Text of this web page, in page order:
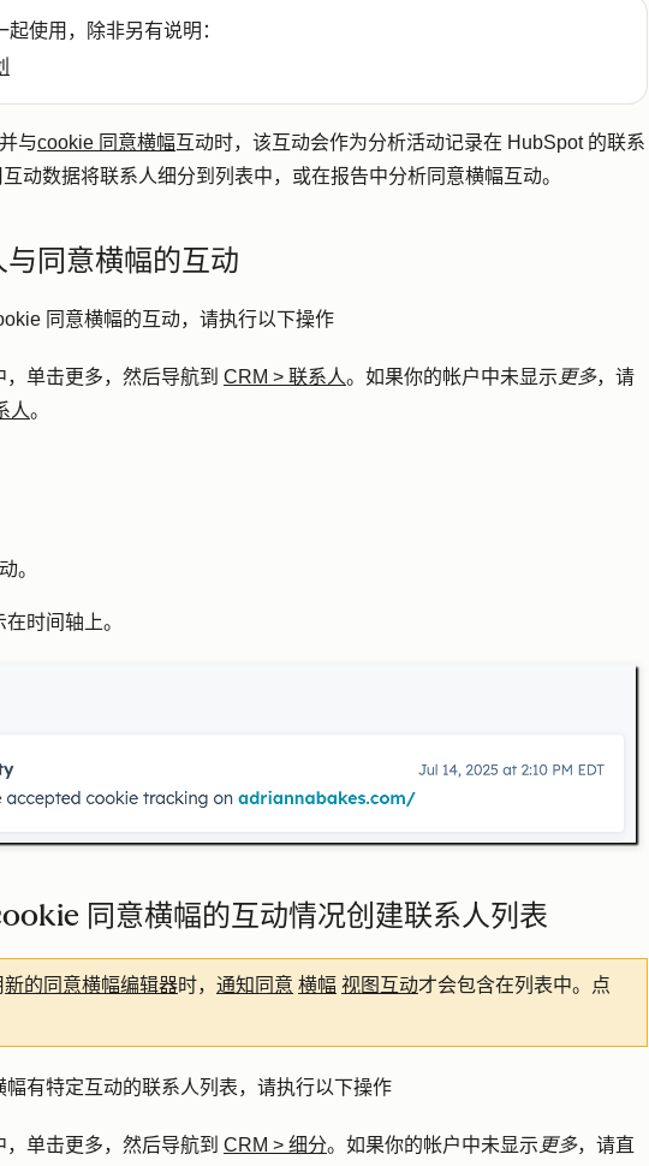
起使用，除非另有说明：
与cookie 同意横幅互动时，该互动会作为分析活动记录在 HubSpot 的联系
动数据将联系人细分到列表中，或在报告中分析同意横幅互动。
同意横幅的互动
同意横幅的互动，请执行以下操作
，单击更多，然后导航到 CRM > 联系人。如果你的帐户中未显示 更多，请
人。
。
时间轴上。
同意横幅的互动情况创建联系人列表
新的同意横幅编辑器时， 通知同意 横幅 视图互动才会包含在列表中。点
有特定互动的联系人列表，请执行以下操作
，单击更多，然后导航到 CRM > 细分。如果你的帐户中未显示 更多，请直